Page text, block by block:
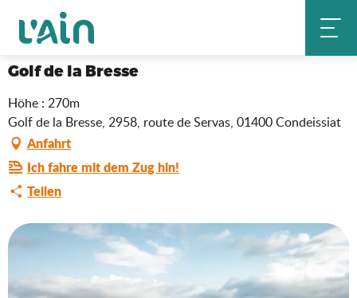
contenu
principal
Startseite
Golf de la Bresse
Höhe : 270m
Golf de la Bresse, 2958, route de Servas, 01400 Condeissiat
Anfahrt
Ich fahre mit dem Zug hin!
Teilen